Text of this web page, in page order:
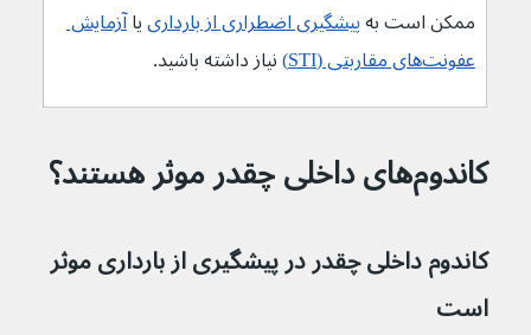
ممکن است به پیشگیری اضطراری از بارداری یا آزمایش
عفونت‌های مقاربتی (STI)
نیاز داشته باشید.
کاندوم‌های داخلی چقدر موثر هستند؟
کاندوم داخلی چقدر در پیشگیری از بارداری موثر
است